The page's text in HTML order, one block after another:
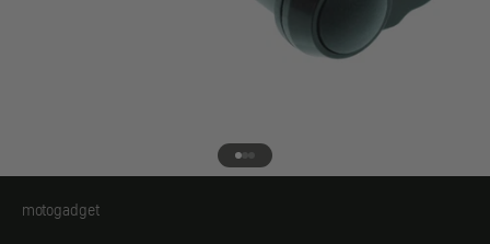
Ir al elemento 1
Ir al elemento 2
Ir al elemento 3
motogadget